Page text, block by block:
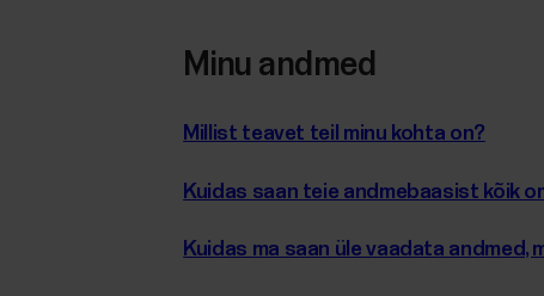
Minu andmed
Millist teavet teil minu kohta on?
Kuidas saan teie andmebaasist kõik
Kuidas ma saan üle vaadata andmed,